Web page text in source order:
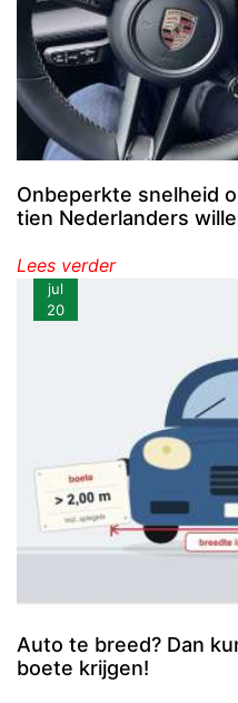
Onbeperkte snelheid
tien Nederlanders
Lees verder
Auto te breed? Dan
boete krijgen!
jul
20